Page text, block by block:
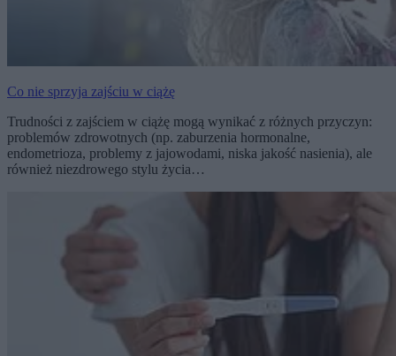
Co nie sprzyja zajściu w ciążę
Trudności z zajściem w ciążę mogą wynikać z różnych przyczyn:
problemów zdrowotnych (np. zaburzenia hormonalne,
endometrioza, problemy z jajowodami, niska jakość nasienia), ale
również niezdrowego stylu życia…